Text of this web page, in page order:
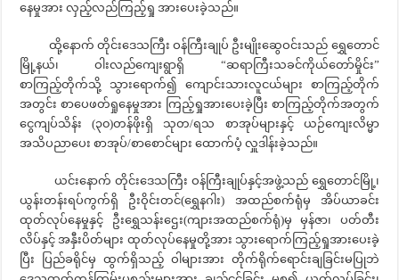
နေမှုအား လှည့်လည်ကြည့်ရှု အားပေးခဲ့သည်။
ထို့နောက် တိုင်းဒေသကြီး ဝန်ကြီးချုပ် ဦးမျိုးဆွေဝင်းသည် ရွှေတောင်
မြို့နယ်၊ ဝါးလည်ကျေးရွာရှိ “ဆရာကြီးသခင်ကိုယ်တော်မှိုင်း”
စာကြည့်တိုက်သို့ သွားရောက်၍ ကျောင်းသားလူငယ်များ စာကြည့်တိုက်
အတွင်း စာပေဖတ်ရှုနေမှုအား ကြည့်ရှုအားပေးခဲ့ပြီး စာကြည့်တိုက်အတွက်
ငွေကျပ်သိန်း (၃၀)တန်ဖိုးရှိ သုတ/ရသ စာအုပ်များနှင့် ယဉ်ကျေးလိမ္မာ
အသိပညာပေး စာအုပ်/စာစောင်များ ထောက်ပံ့ လှူဒါန်းခဲ့သည်။
ယင်းနောက် တိုင်းဒေသကြီး ဝန်ကြီးချုပ်နှင့်အဖွဲ့သည် ရွှေတောင်မြို့၊
ယွန်းတန်းရပ်ကွက်ရှိ ဦးဝိုင်းတင်(ရွှေနဂါး) အထည်စက်ရုံမှ အိပ်ယာခင်း
ထုတ်လုပ်နေမှုနှင့် ဦးရွှေသန်းဌေး(ကျားအထည်စက်ရုံ)မှ မှန်ဇာ၊ ပတ်တီး
လိပ်နှင့် အနှီးပိတ်များ ထုတ်လုပ်နေမှုတို့အား သွားရောက်ကြည့်ရှုအားပေးခဲ့
ပြီး ပြည်ခရိုင်မှ ထွက်ရှိသည့် ဝါများအား တိုက်ရိုက်ရောင်းချခြင်းမပြုဘဲ